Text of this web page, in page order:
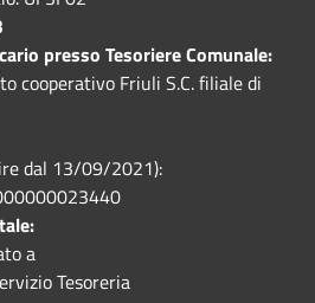
presso Tesoriere Comunale:
cooperativo Friuli S.C. filiale di
dal 13/09/2021):
a
Tesoreria